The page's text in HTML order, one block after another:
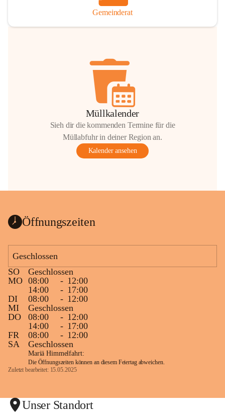
Gemeinderat
Müllkalender
Sieh dir die kommenden Termine für die
Müllabfuhr in deiner Region an.
Kalender ansehen
Öffnungszeiten
Geschlossen
SO
Geschlossen
MO 08:00 - 12:00
14:00
- 17:00
DI
08:00 - 12:00
MI
Geschlossen
DO
08:00 - 12:00
14:00
- 17:00
FR
08:00 - 12:00
SA
Geschlossen
Mariä Himmelfahrt:
Die Öffnungszeiten können an diesem Feiertag abweichen.
Zuletzt bearbeitet: 15.05.2025
Unser Standort